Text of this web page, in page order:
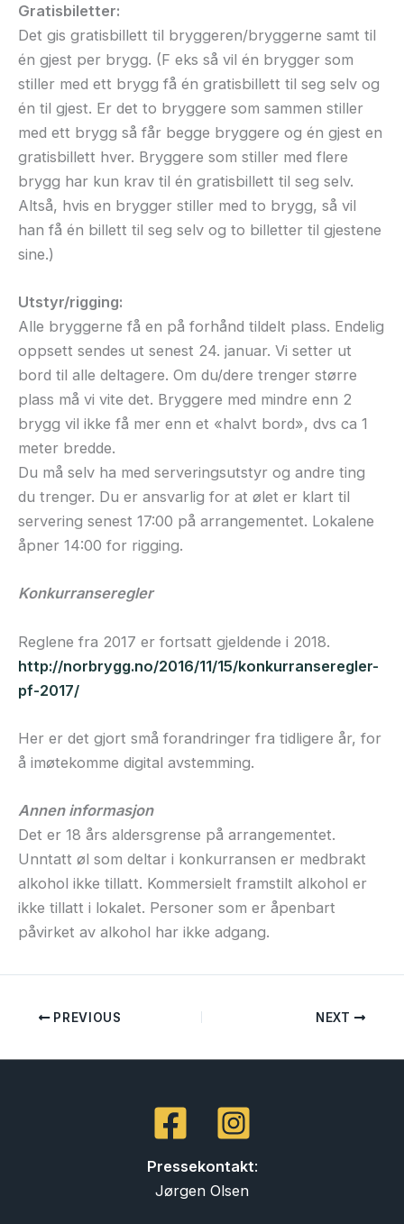
Gratisbiletter:
Det gis gratisbillett til bryggeren/bryggerne samt til
én gjest per brygg. (F eks så vil én brygger som
stiller med ett brygg få én gratisbillett til seg selv og
én til gjest. Er det to bryggere som sammen stiller
med ett brygg så får begge bryggere og én gjest en
gratisbillett hver. Bryggere som stiller med flere
brygg har kun krav til én gratisbillett til seg selv.
Altså, hvis en brygger stiller med to brygg, så vil
han få én billett til seg selv og to billetter til gjestene
sine.)
Utstyr/rigging:
Alle bryggerne få en på forhånd tildelt plass. Endelig
oppsett sendes ut senest 24. januar. Vi setter ut
bord til alle deltagere. Om du/dere trenger større
plass må vi vite det. Bryggere med mindre enn 2
brygg vil ikke få mer enn et «halvt bord», dvs ca 1
meter bredde.
Du må selv ha med serveringsutstyr og andre ting
du trenger. Du er ansvarlig for at ølet er klart til
servering senest 17:00 på arrangementet. Lokalene
åpner 14:00 for rigging.
Konkurranseregler
Reglene fra 2017 er fortsatt gjeldende i 2018.
http://norbrygg.no/2016/11/15/konkurranseregler-
pf-2017/
Her er det gjort små forandringer fra tidligere år, for
å imøtekomme digital avstemming.
Annen informasjon
Det er 18 års aldersgrense på arrangementet.
Unntatt øl som deltar i konkurransen er medbrakt
alkohol ikke tillatt. Kommersielt framstilt alkohol er
ikke tillatt i lokalet. Personer som er åpenbart
påvirket av alkohol har ikke adgang.
PREVIOUS NEXT
Pressekontakt:
Jørgen Olsen